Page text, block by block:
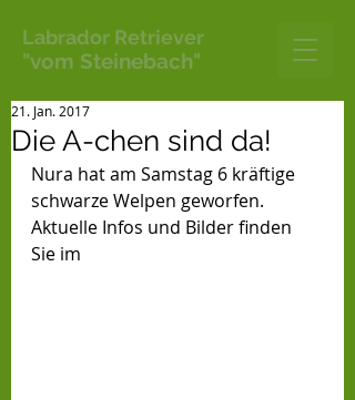
Labrador Retriever
"vom Steinebach"
Die A-chen sind da!
21. Jan. 2017
Nura hat am Samstag 6 kräftige
schwarze Welpen geworfen.
Aktuelle Infos und Bilder finden
Sie im